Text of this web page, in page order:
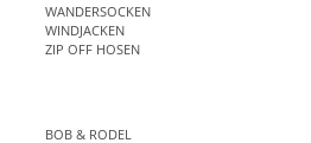
WANDERSOCKEN
WINDJACKEN
ZIP OFF HOSEN
BOB & RODEL